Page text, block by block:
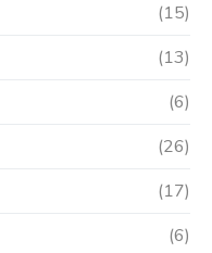
(15)
(13)
(6)
(26)
(17)
(6)